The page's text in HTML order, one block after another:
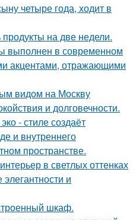
четыре года, ходит в
на две недели.
выполнен в современном
акцентами, отражающими
видом на Москву
и долговечности.
- стиле создаёт
и внутреннего
пространстве.
в светлых оттенках
и
шкаф.